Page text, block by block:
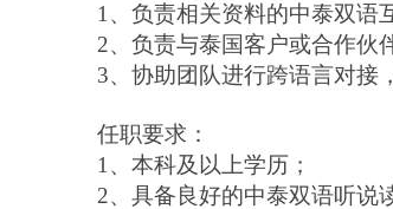
1、负责相关资料的中泰双语
2、负责与泰国客户或合作伙
3、协助团队进行跨语言对接
任职要求：
1、本科及以上学历；
2、具备良好的中泰双语听说